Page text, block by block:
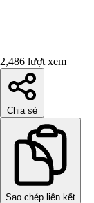
2,486 lượt xem
Chia sẻ
Sao chép liên kết